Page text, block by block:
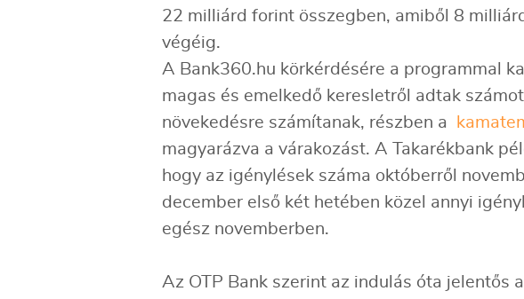
22 milliárd forint összegben, amiből 8
végéig.
A Bank360.hu körkérdésére a programmal
magas és emelkedő keresletről adtak
növekedésre számítanak, részben a
magyarázva a várakozást. A Takarékbank
hogy az igénylések száma októberről
december első két hetében közel annyi
egész novemberben.
Az OTP Bank szerint az indulás óta jelentős